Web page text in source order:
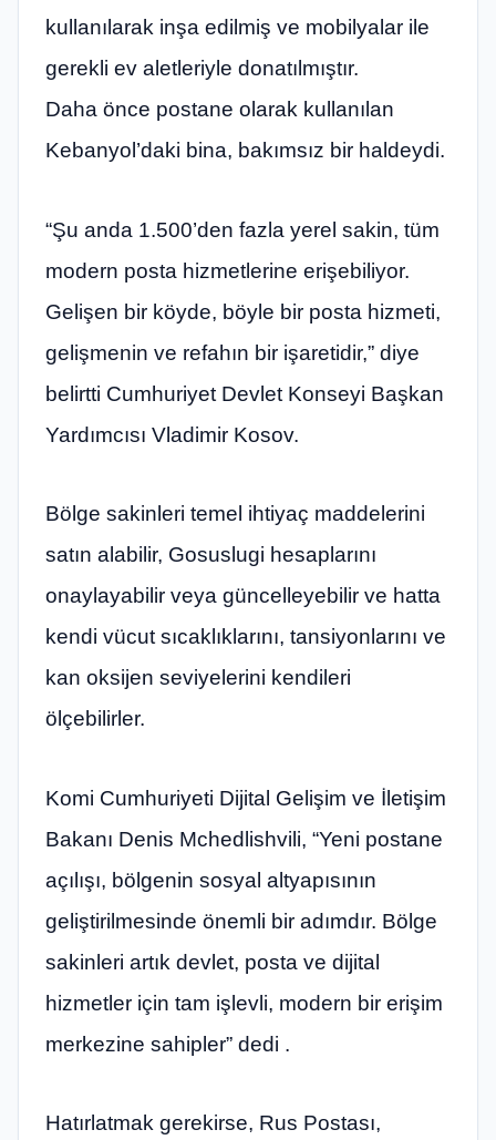
kullanılarak inşa edilmiş ve mobilyalar ile
gerekli ev aletleriyle donatılmıştır.
Daha önce postane olarak kullanılan
Kebanyol’daki bina, bakımsız bir haldeydi.
“Şu anda 1.500’den fazla yerel sakin, tüm
modern posta hizmetlerine erişebiliyor.
Gelişen bir köyde, böyle bir posta hizmeti,
gelişmenin ve refahın bir işaretidir,” diye
belirtti Cumhuriyet Devlet Konseyi Başkan
Yardımcısı Vladimir Kosov.
Bölge sakinleri temel ihtiyaç maddelerini
satın alabilir, Gosuslugi hesaplarını
onaylayabilir veya güncelleyebilir ve hatta
kendi vücut sıcaklıklarını, tansiyonlarını ve
kan oksijen seviyelerini kendileri
ölçebilirler.
Komi Cumhuriyeti Dijital Gelişim ve İletişim
Bakanı Denis Mchedlishvili, “Yeni postane
açılışı, bölgenin sosyal altyapısının
geliştirilmesinde önemli bir adımdır. Bölge
sakinleri artık devlet, posta ve dijital
hizmetler için tam işlevli, modern bir erişim
merkezine sahipler” dedi .
Hatırlatmak gerekirse, Rus Postası,